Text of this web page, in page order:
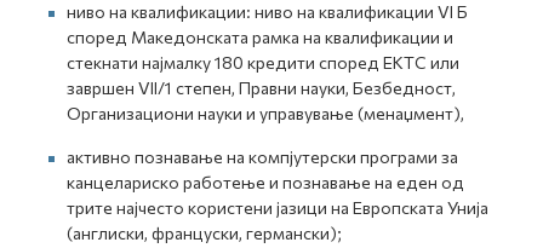
ниво на квалификации: ниво на квалификации VI Б
според Македонската рамка на квалификации и
стекнати најмалку 180 кредити според ЕКТС или
завршен VII/1 степен, Правни науки, Безбедност,
Организациони науки и управување (менаџмент),
активно познавање на компјутерски програми за
канцелариско работење и познавање на еден од
трите најчесто користени јазици на Европската Унија
(англиски, француски, германски);